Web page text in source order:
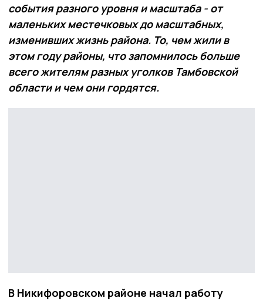
события разного уровня и масштаба - от
маленьких местечковых до масштабных,
изменивших жизнь района. То, чем жили в
этом году районы, что запомнилось больше
всего жителям разных уголков Тамбовской
области и чем они гордятся.
В Никифоровском районе начал работу